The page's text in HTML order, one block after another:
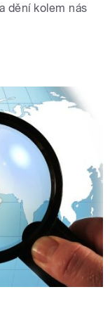
dění kolem nás